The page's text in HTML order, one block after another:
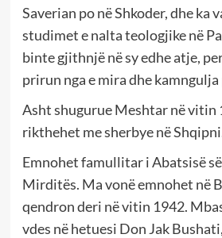
Saverian po në Shkoder, dhe ka
studimet e nalta teologjike në
binte gjithnjë në sy edhe atje,
prirun nga e mira dhe
Asht shugurue Meshtar në vitin
rikthehet me sherbye në
Emnohet famullitar i Abatsisë
Mirditës. Ma vonë emnohet në
qendron deri në vitin 1942.
vdes në hetuesi Don Jak